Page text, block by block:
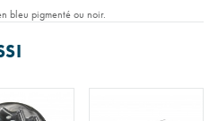
bleu pigmenté ou noir.